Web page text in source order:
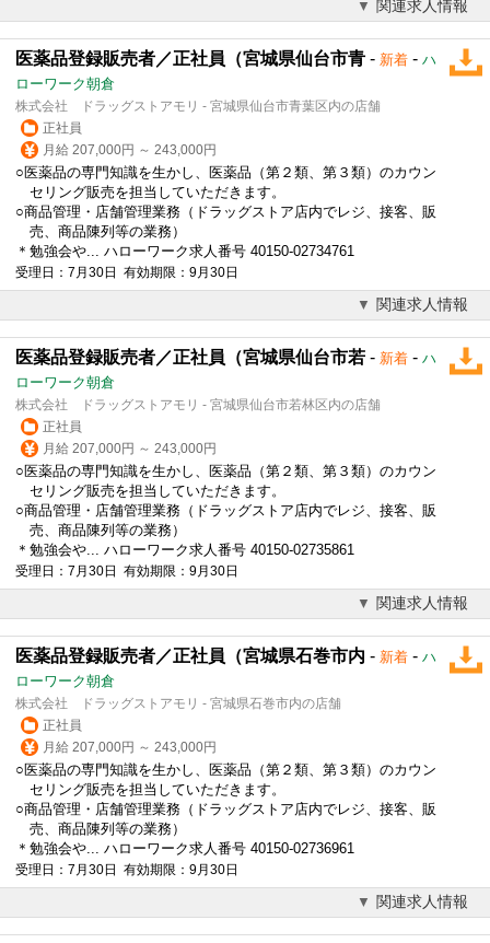
関連求人情報
医薬品登録販売者／正社員（宮城県仙台市青 - 新着 - ハ
ローワーク朝倉
株式会社 ドラッグストアモリ - 宮城県仙台市青葉区内の店舗
正社員
月給 207,000円 ～ 243,000円
○医薬品の専門知識を生かし、医薬品（第２類、第３類）のカウン
セリング販売を担当していただきます。
○商品管理・店舗管理業務（ドラッグストア店内でレジ、接客、販
売、商品陳列等の業務）
＊勉強会や... ハローワーク求人番号 40150-02734761
受理日：7月30日 有効期限：9月30日
関連求人情報
医薬品登録販売者／正社員（宮城県仙台市若 - 新着 - ハ
ローワーク朝倉
株式会社 ドラッグストアモリ - 宮城県仙台市若林区内の店舗
正社員
月給 207,000円 ～ 243,000円
○医薬品の専門知識を生かし、医薬品（第２類、第３類）のカウン
セリング販売を担当していただきます。
○商品管理・店舗管理業務（ドラッグストア店内でレジ、接客、販
売、商品陳列等の業務）
＊勉強会や... ハローワーク求人番号 40150-02735861
受理日：7月30日 有効期限：9月30日
関連求人情報
医薬品登録販売者／正社員（宮城県石巻市内 - 新着 - ハ
ローワーク朝倉
株式会社 ドラッグストアモリ - 宮城県石巻市内の店舗
正社員
月給 207,000円 ～ 243,000円
○医薬品の専門知識を生かし、医薬品（第２類、第３類）のカウン
セリング販売を担当していただきます。
○商品管理・店舗管理業務（ドラッグストア店内でレジ、接客、販
売、商品陳列等の業務）
＊勉強会や... ハローワーク求人番号 40150-02736961
受理日：7月30日 有効期限：9月30日
関連求人情報